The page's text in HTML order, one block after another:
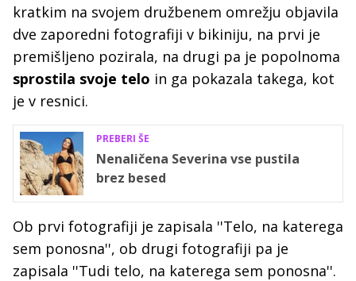
kratkim na svojem družbenem omrežju objavila
dve zaporedni fotografiji v bikiniju, na prvi je
premišljeno pozirala, na drugi pa je popolnoma
sprostila svoje telo in ga pokazala takega, kot
je v resnici.
PREBERI ŠE
Nenaličena Severina vse pustila
brez besed
Ob prvi fotografiji je zapisala ''Telo, na katerega
sem ponosna'', ob drugi fotografiji pa je
zapisala ''Tudi telo, na katerega sem ponosna''.